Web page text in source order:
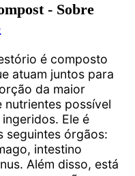
- Sobre
é composto
atuam juntos para
da maior
nutrientes possível
Ele é
seguintes órgãos:
intestino
Além disso, está